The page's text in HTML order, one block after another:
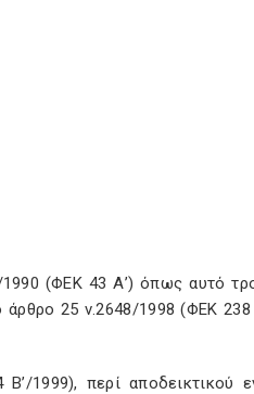
(ΦΕΚ 43 Α’) όπως αυτό
25 ν.2648/1998 (ΦΕΚ 238
1999), περί αποδεικτικού